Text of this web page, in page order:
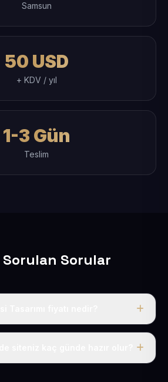
Samsun
50 USD
+ KDV / yıl
1-3 Gün
Teslim
Sorulan Sorular
yıllık 50 USD + KDV. Bu bedele alan